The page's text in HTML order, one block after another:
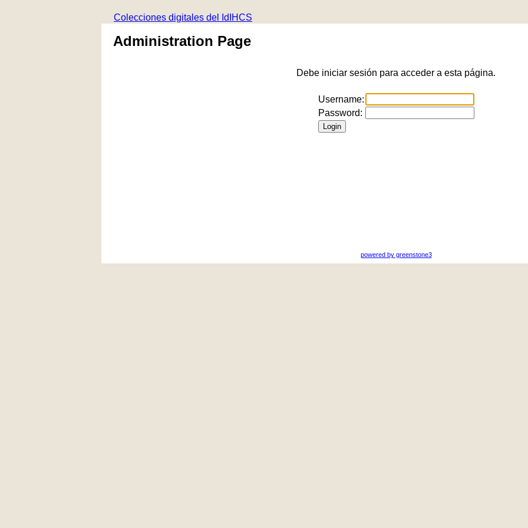
Colecciones digitales del IdIHCS
Administration Page
Debe iniciar sesión para acceder a esta página.
Username:
Password:
powered by greenstone3